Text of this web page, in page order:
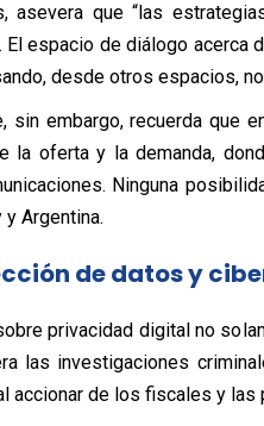
asevera que “las
El espacio de diálogo acerca
desde otros espacios,
sin embargo, recuerda que
la oferta y la demanda,
Ninguna
y Argentina.
de datos y
privacidad digital no
las investigaciones
accionar de los fiscales y